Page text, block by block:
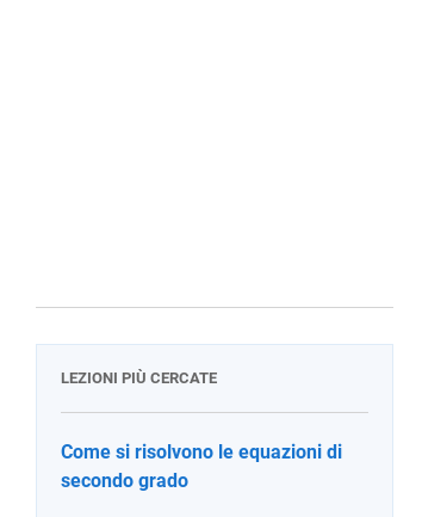
LEZIONI PIÙ CERCATE
Come si risolvono le equazioni di
secondo grado